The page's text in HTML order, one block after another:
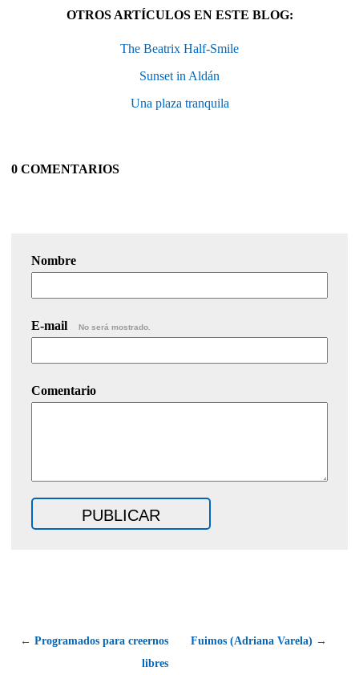
OTROS ARTÍCULOS EN ESTE BLOG:
The Beatrix Half-Smile
Sunset in Aldán
Una plaza tranquila
0 COMENTARIOS
Nombre
E-mail No será mostrado.
Comentario
← Programados para creernos
libres
Fuimos (Adriana Varela) →